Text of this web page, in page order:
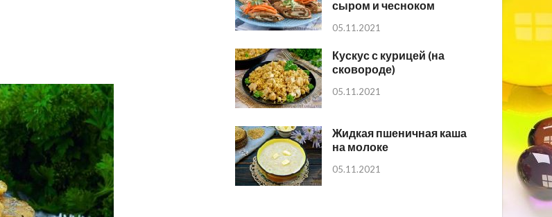
сыром и чесноком
05.11.2021
Кускус с курицей (на
сковороде)
05.11.2021
Жидкая пшеничная каша
на молоке
05.11.2021